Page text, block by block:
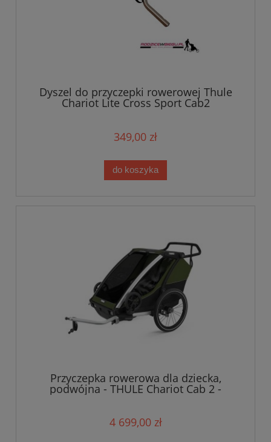
Dyszel do przyczepki rowerowej Thule
Chariot Lite Cross Sport Cab2
349,00 zł
do koszyka
Przyczepka rowerowa dla dziecka,
podwójna - THULE Chariot Cab 2 -
Cypress Green-Black
4 699,00 zł